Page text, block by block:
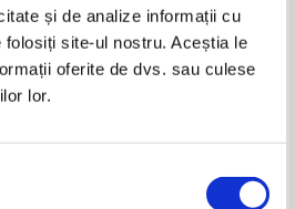
și de analize informații cu
site-ul nostru. Aceștia le
oferite de dvs. sau culese
lor.
Adaugă în coș